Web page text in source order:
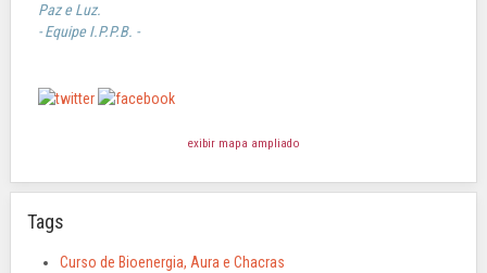
Paz e Luz.
- Equipe I.P.P.B. -
exibir mapa ampliado
Tags
Curso de Bioenergia, Aura e Chacras